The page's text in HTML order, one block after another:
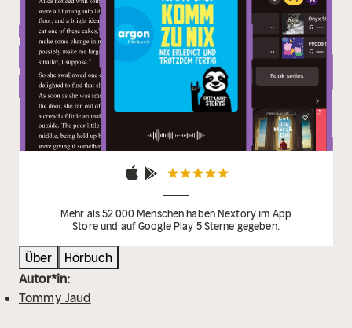
Mehr als 52 000 Menschen haben Nextory im App
Store und auf Google Play 5 Sterne gegeben.
Über
Hörbuch
Autor*in:
Tommy Jaud